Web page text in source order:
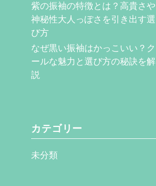
紫の振袖の特徴とは？高貴さや
神秘性大人っぽさを引き出す選
び方
なぜ黒い振袖はかっこいい？ク
ールな魅力と選び方の秘訣を解
説
カテゴリー
未分類